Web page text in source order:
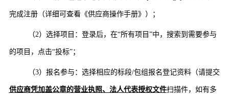
完成注册（详细可查看《供应商操作手册》） ；
（2） 选择项目：登录后，在“所有项目”中，搜索到需要参与
的项目，点击“投标”；
（3） 报名参与：选择相应的标段/包组报名登记资料（请提交
供应商凭加盖公章的营业执照、法人代表授权文件扫描件，如有多